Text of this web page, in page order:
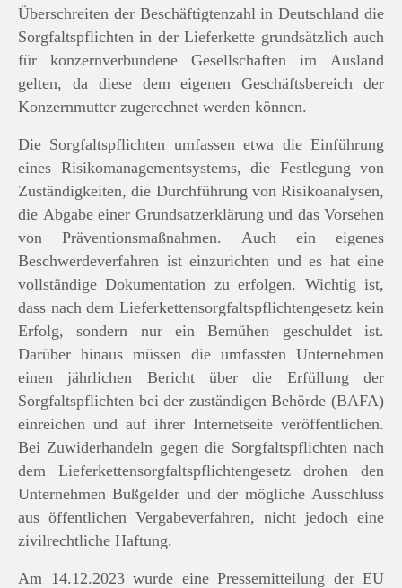
Überschreiten der Beschäftigtenzahl in Deutschland die
Sorgfaltspflichten in der Lieferkette grundsätzlich auch
für konzernverbundene Gesellschaften im Ausland
gelten, da diese dem eigenen Geschäftsbereich der
Konzernmutter zugerechnet werden können.
Die Sorgfaltspflichten umfassen etwa die Einführung
eines Risikomanagementsystems, die Festlegung von
Zuständigkeiten, die Durchführung von Risikoanalysen,
die Abgabe einer Grundsatzerklärung und das Vorsehen
von Präventionsmaßnahmen. Auch ein eigenes
Beschwerdeverfahren ist einzurichten und es hat eine
vollständige Dokumentation zu erfolgen. Wichtig ist,
dass nach dem Lieferkettensorgfaltspflichtengesetz kein
Erfolg, sondern nur ein Bemühen geschuldet ist.
Darüber hinaus müssen die umfassten Unternehmen
einen jährlichen Bericht über die Erfüllung der
Sorgfaltspflichten bei der zuständigen Behörde (BAFA)
einreichen und auf ihrer Internetseite veröffentlichen.
Bei Zuwiderhandeln gegen die Sorgfaltspflichten nach
dem Lieferkettensorgfaltspflichtengesetz drohen den
Unternehmen Bußgelder und der mögliche Ausschluss
aus öffentlichen Vergabeverfahren, nicht jedoch eine
zivilrechtliche Haftung.
Am 14.12.2023 wurde eine Pressemitteilung der EU